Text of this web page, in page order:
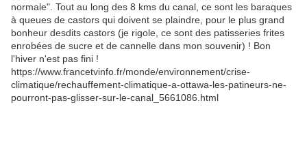
normale". Tout au long des 8 kms du canal, ce sont les baraques
à queues de castors qui doivent se plaindre, pour le plus grand
bonheur desdits castors (je rigole, ce sont des patisseries frites
enrobées de sucre et de cannelle dans mon souvenir) ! Bon
l'hiver n'est pas fini !
https://www.francetvinfo.fr/monde/environnement/crise-
climatique/rechauffement-climatique-a-ottawa-les-patineurs-ne-
pourront-pas-glisser-sur-le-canal_5661086.html